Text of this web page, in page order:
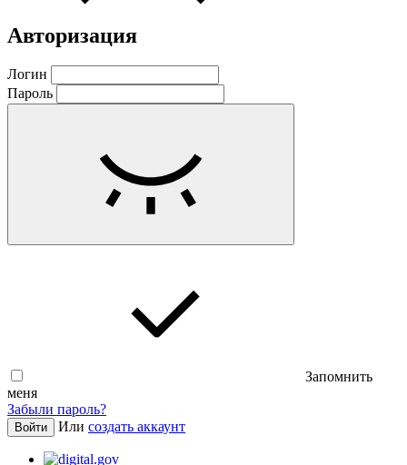
Авторизация
Логин
Пароль
Запомнить
меня
Забыли пароль?
Войти Или создать аккаунт